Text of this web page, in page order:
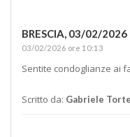
BRESCIA, 03/02/2026
03/02/2026 ore 10:13
Sentite condoglianze ai
Scritto da: Gabriele